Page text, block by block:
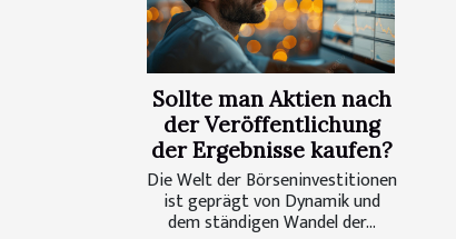
Sollte man Aktien nach
der Veröffentlichung
der Ergebnisse kaufen?
Die Welt der Börseninvestitionen
ist geprägt von Dynamik und
dem ständigen Wandel der...